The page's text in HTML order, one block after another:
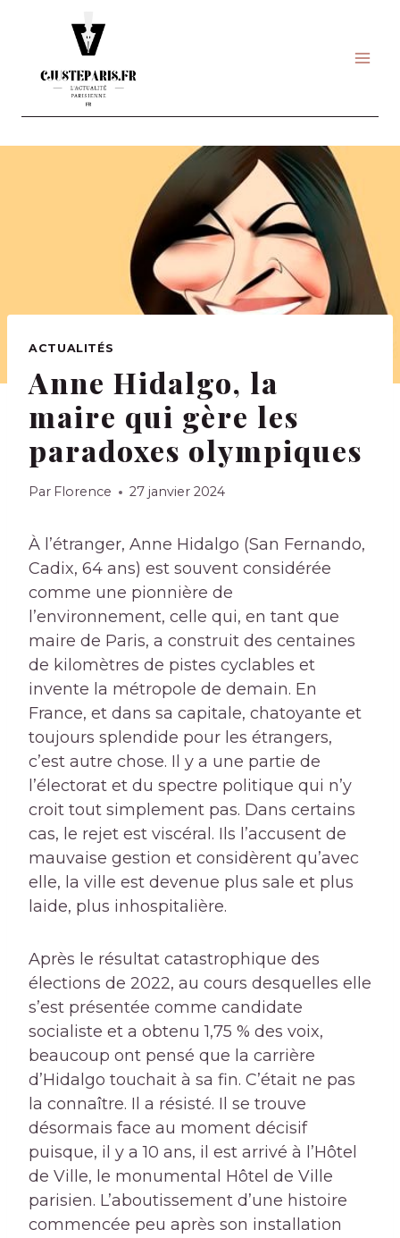
ACTUALITÉS
Anne Hidalgo, la
maire qui gère les
paradoxes olympiques
Par Florence 27 janvier 2024
À l’étranger, Anne Hidalgo (San Fernando,
Cadix, 64 ans) est souvent considérée
comme une pionnière de
l’environnement, celle qui, en tant que
maire de Paris, a construit des centaines
de kilomètres de pistes cyclables et
invente la métropole de demain. En
France, et dans sa capitale, chatoyante et
toujours splendide pour les étrangers,
c’est autre chose. Il y a une partie de
l’électorat et du spectre politique qui n’y
croit tout simplement pas. Dans certains
cas, le rejet est viscéral. Ils l’accusent de
mauvaise gestion et considèrent qu’avec
elle, la ville est devenue plus sale et plus
laide, plus inhospitalière.
Après le résultat catastrophique des
élections de 2022, au cours desquelles elle
s’est présentée comme candidate
socialiste et a obtenu 1,75 % des voix,
beaucoup ont pensé que la carrière
d’Hidalgo touchait à sa fin. C’était ne pas
la connaître. Il a résisté. Il se trouve
désormais face au moment décisif
puisque, il y a 10 ans, il est arrivé à l’Hôtel
de Ville, le monumental Hôtel de Ville
parisien. L’aboutissement d’une histoire
commencée peu après son installation